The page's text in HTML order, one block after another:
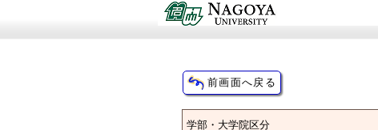
学部・大学院区分